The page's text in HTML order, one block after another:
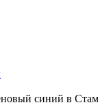
синий в